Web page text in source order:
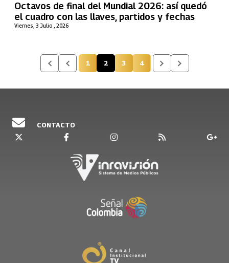
Viernes, 3 Julio , 2026
Octavos de final del Mundial 2026: así quedó
el cuadro con las llaves, partidos y fechas
Página
1 Página actual
2 Página
3 Página
4
CONTACTO